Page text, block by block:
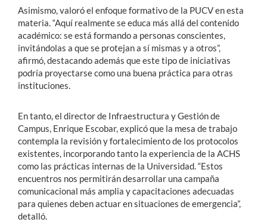
Asimismo, valoró el enfoque formativo de la PUCV en esta
materia. “Aquí realmente se educa más allá del contenido
académico: se está formando a personas conscientes,
invitándolas a que se protejan a sí mismas y a otros”,
afirmó, destacando además que este tipo de iniciativas
podría proyectarse como una buena práctica para otras
instituciones.
En tanto, el director de Infraestructura y Gestión de
Campus, Enrique Escobar, explicó que la mesa de trabajo
contempla la revisión y fortalecimiento de los protocolos
existentes, incorporando tanto la experiencia de la ACHS
como las prácticas internas de la Universidad. “Estos
encuentros nos permitirán desarrollar una campaña
comunicacional más amplia y capacitaciones adecuadas
para quienes deben actuar en situaciones de emergencia”,
detalló.